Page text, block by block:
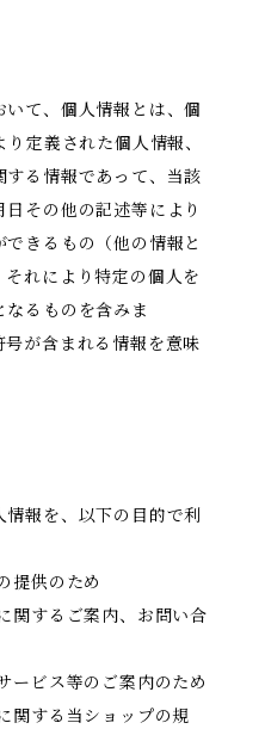
て、個人情報とは、個
定義された個人情報、
る情報であって、当該
その他の記述等により
きるもの（他の情報と
れにより特定の個人を
るものを含みま
が含まれる情報を意味
報を、以下の目的で利
提供のため
関するご案内、お問い合
ービス等のご案内のため
関する当ショップの規